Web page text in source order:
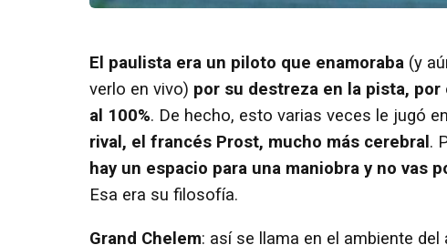
El paulista era un piloto que enamoraba (y
verlo en vivo) por su destreza en la pista,
al 100%. De hecho, esto varias veces le jugó
rival, el francés Prost, mucho más cerebral .
hay un espacio para una maniobra y no vas
Esa era su filosofía.
Grand Chelem: así se llama en el ambiente